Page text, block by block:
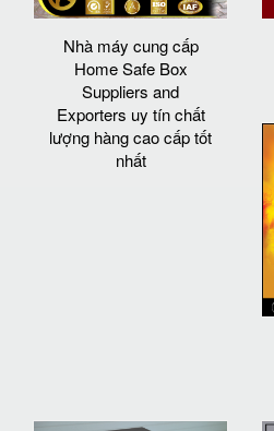
Nhà máy cung cấp
Home Safe Box
Suppliers and
Exporters uy tín chất
lượng hàng cao cấp tốt
nhất